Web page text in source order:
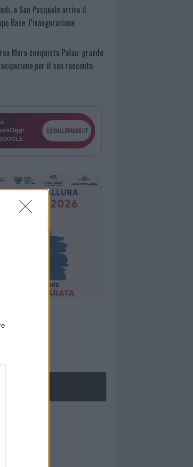
a San Pasquale arriva il
Base: l’inaugurazione
Mura conquista Palau: grande
per il suo racconto